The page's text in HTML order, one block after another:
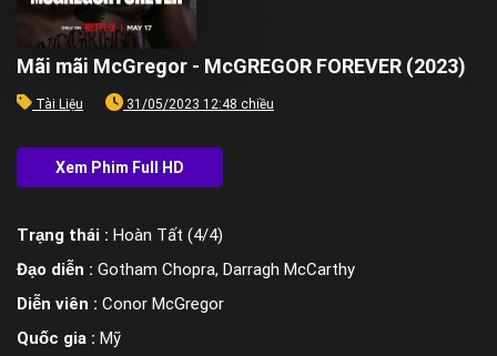
Mãi mãi McGregor - McGREGOR FOREVER (2023)
Tài Liệu 31/05/2023 12:48 chiều
Trạng thái : Hoàn Tất (4/4)
Đạo diễn : Gotham Chopra, Darragh McCarthy
Diễn viên : Conor McGregor
Quốc gia : Mỹ